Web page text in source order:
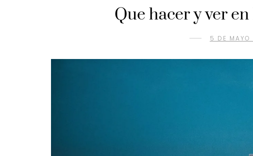
Que hacer y ver
5 DE MAYO